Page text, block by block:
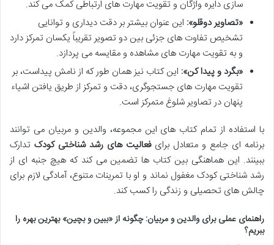
سازی دایره واژگان و تقویت مهارت های ارتباطی کمک می کند.
«تصاویر دوقلو»: این عنوان بیشتر بر دقت دیداری و توانایی
تشخیص تفاوت های جزئی بین دو تصویر تقریباً یکسان تمرکز دارد
و به تقویت مهارت های مشاهده و مقایسه می پردازد.
«بگرد و پیدا کن»: این کتاب نیز همان طور که از نامش پیداست، بر
تقویت مهارت های جستجوگری، دقت و تمرکز از طریق یافتن اشیاء
پنهان در تصاویر شلوغ متمرکز است.
با استفاده از تمام کتاب های این مجموعه، والدین و مربیان می توانند
برنامه ای جامع و متعادل برایفعالیت های رشد شناختی کودک تدارک
ببینند. این هماهنگی بین کتاب ها تضمین می کند که هیچ جنبه ای از
رشد شناختی کودک مغفول نماند و او با تمرینات متنوع، آمادگی لازم برای
چالش های تحصیلی و زندگی را کسب کند.
راهنمای عملی برای والدین و مربیان: چگونه از «ببین و بچین» بهترین بهره را
ببریم؟